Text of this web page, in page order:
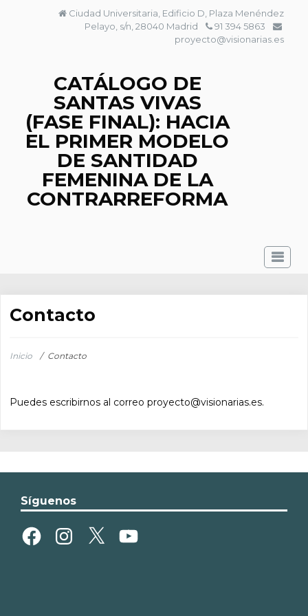
Ciudad Universitaria, Edificio D, Plaza Menéndez
Pelayo, s/n, 28040 Madrid
91 394 5863
proyecto@visionarias.es
CATÁLOGO DE
SANTAS VIVAS
(FASE FINAL): HACIA
EL PRIMER MODELO
DE SANTIDAD
FEMENINA DE LA
CONTRARREFORMA
Contacto
Inicio / Contacto
Puedes escribirnos al correo proyecto@visionarias.es.
Síguenos
FacebookInstagram
X YouTube